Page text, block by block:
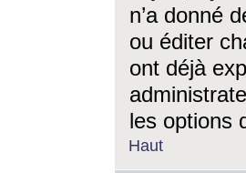
n’a donné
ou éditer
ont déjà
les options
Haut